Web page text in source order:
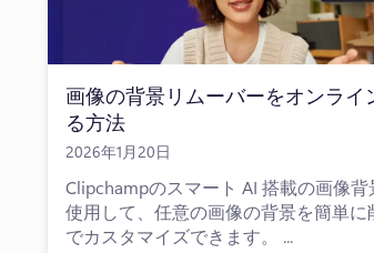
画像の背景リムーバーをオンライ
る方法
2026年1月20日
Clipchampのスマート AI 搭載の画像背
使用して、任意の画像の背景を簡単に
でカスタマイズできます。 ...